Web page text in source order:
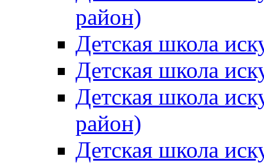
район)
Детская школа
Детская школа
Детская школа
район)
Детская школа